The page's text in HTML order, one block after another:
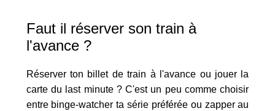
Faut il réserver son train à
l'avance ?
Réserver ton billet de train à l'avance ou jouer la
carte du last minute ? C'est un peu comme choisir
entre binge-watcher ta série préférée ou zapper au